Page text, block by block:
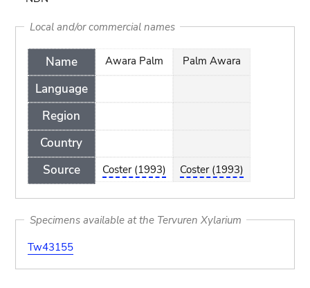
Local and/or commercial names
Name
Language
Region
Country
Source
Awara Palm
Coster (1993)
Palm Awara
Coster (1993)
Specimens available at the Tervuren Xylarium
Tw43155